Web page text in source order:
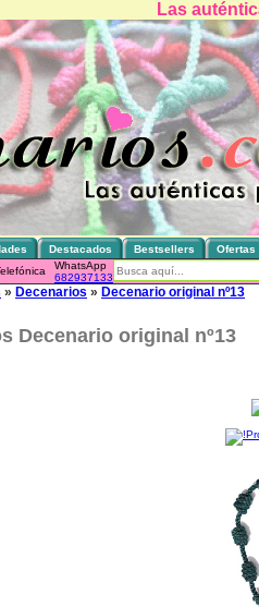
Las
Destacados Bestsellers Ofertas
WhatsApp
682937133
» Decenarios » Decenario original nº13
Decenario original nº13